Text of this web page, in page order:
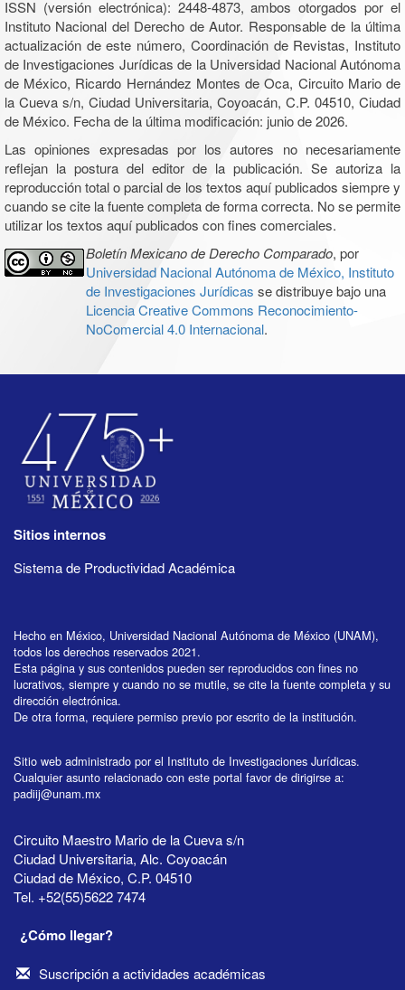
ISSN (versión electrónica): 2448-4873, ambos otorgados por el
Instituto Nacional del Derecho de Autor. Responsable de la última
actualización de este número, Coordinación de Revistas, Instituto
de Investigaciones Jurídicas de la Universidad Nacional Autónoma
de México, Ricardo Hernández Montes de Oca, Circuito Mario de
la Cueva s/n, Ciudad Universitaria, Coyoacán, C.P. 04510, Ciudad
de México. Fecha de la última modificación: junio de 2026.
Las opiniones expresadas por los autores no necesariamente
reflejan la postura del editor de la publicación. Se autoriza la
reproducción total o parcial de los textos aquí publicados siempre y
cuando se cite la fuente completa de forma correcta. No se permite
utilizar los textos aquí publicados con fines comerciales.
Boletín Mexicano de Derecho Comparado, por
Universidad Nacional Autónoma de México, Instituto
de Investigaciones Jurídicas se distribuye bajo una
Licencia Creative Commons Reconocimiento-
NoComercial 4.0 Internacional.
Sitios internos
Sistema de Productividad Académica
Hecho en México, Universidad Nacional Autónoma de México (UNAM),
todos los derechos reservados 2021.
Esta página y sus contenidos pueden ser reproducidos con fines no
lucrativos, siempre y cuando no se mutile, se cite la fuente completa y su
dirección electrónica.
De otra forma, requiere permiso previo por escrito de la institución.
Sitio web administrado por el Instituto de Investigaciones Jurídicas.
Cualquier asunto relacionado con este portal favor de dirigirse a:
padiij@unam.mx
Circuito Maestro Mario de la Cueva s/n
Ciudad Universitaria, Alc. Coyoacán
Ciudad de México, C.P. 04510
Tel. +52(55)5622 7474
¿Cómo llegar?
Suscripción a actividades académicas